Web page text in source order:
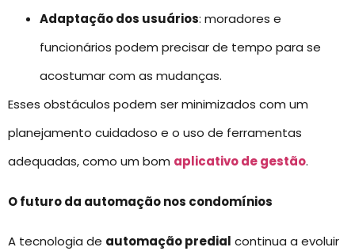
Adaptação dos usuários: moradores e
funcionários podem precisar de tempo para se
acostumar com as mudanças.
Esses obstáculos podem ser minimizados com um
planejamento cuidadoso e o uso de ferramentas
adequadas, como um bom aplicativo de gestão.
O futuro da automação nos condomínios
A tecnologia de automação predial continua a evoluir